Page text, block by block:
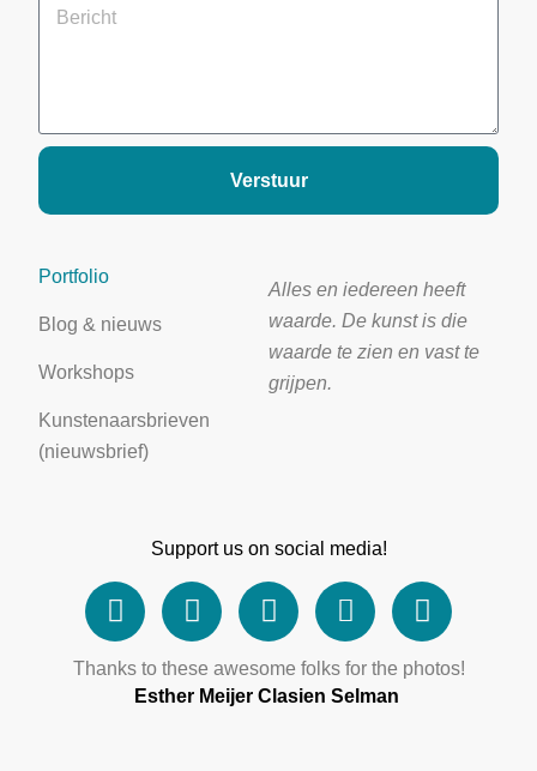
Verstuur
Portfolio
Blog & nieuws
Workshops
Kunstenaarsbrieven
(nieuwsbrief)
Alles en iedereen heeft
waarde. De kunst is die
waarde te zien en vast te
grijpen.
Support us on social media!
Thanks to these awesome folks for the photos!
Esther Meijer Clasien Selman